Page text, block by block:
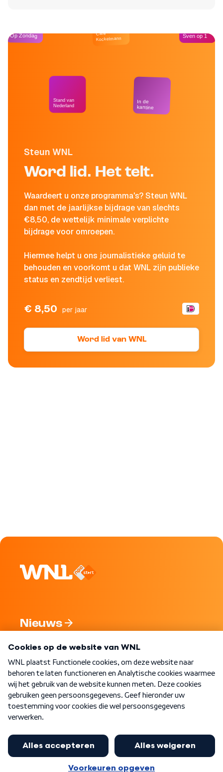
Steun WNL
Word lid. Het telt.
Waardeert u onze programma's? Steun WNL
dan met de jaarlijkse bijdrage van slechts
€8,50, de wettelijk minimale verplichte
bijdrage voor omroepen.
Hiermee helpt u ons journalistieke geluid te
behouden en voorkomt u dat WNL zijn publieke
status en zendtijd verliest.
€ 8,50 per jaar
Word lid van WNL
Op Zondag
Stand van
Nederland
Café
Kockelmann
In de
kantine
Sven op 1
Nieuws
Nieuwsbrief
Word Lid